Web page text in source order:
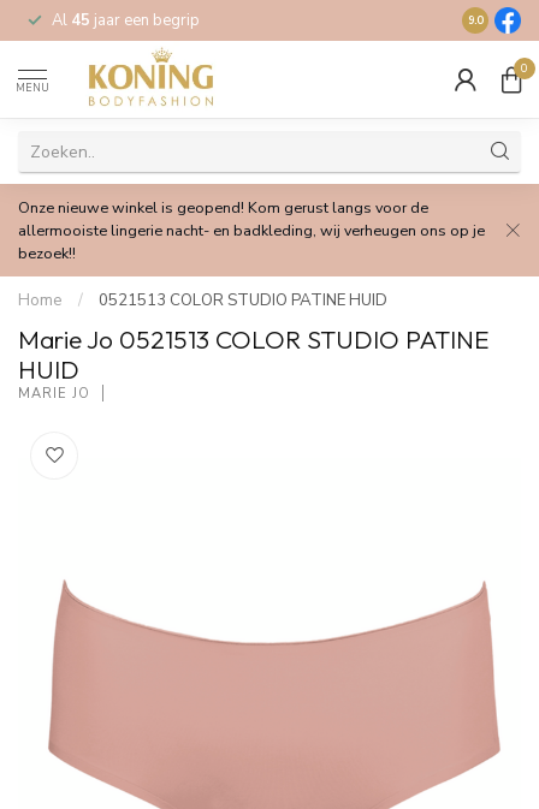
Al 45 jaar een begrip Gratis
9.0
MENU
0
Onze nieuwe winkel is geopend! Kom gerust langs voor de
allermooiste lingerie nacht- en badkleding, wij verheugen ons op je
bezoek!!
Home / 0521513 COLOR STUDIO PATINE HUID
Marie Jo 0521513 COLOR STUDIO PATINE
HUID
MARIE JO